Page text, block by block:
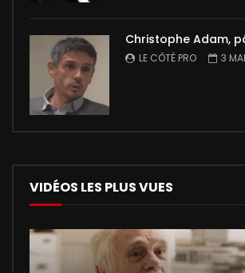
Christophe Adam,
LE CÔTÉ PRO 3
VIDÉOS LES PLUS VUES